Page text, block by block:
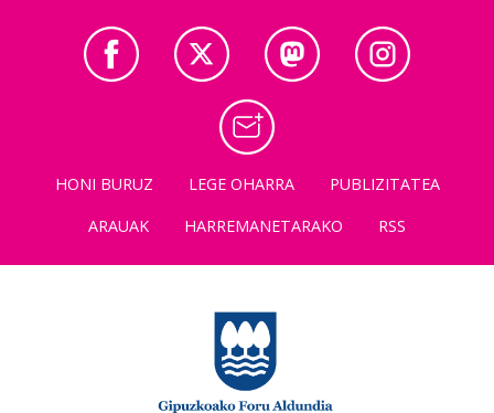
HONI BURUZ LEGE OHARRA
PUBLIZITATEA
ARAUAK
HARREMANETARAKO RSS